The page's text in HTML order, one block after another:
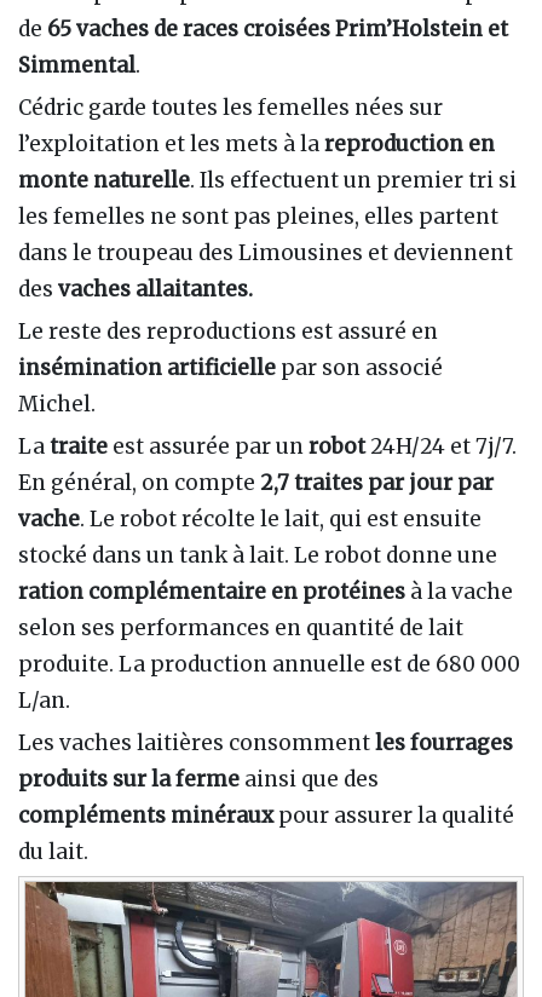
de 65 vaches de races croisées Prim’Holstein et
Simmental.
Cédric garde toutes les femelles nées sur
l’exploitation et les mets à lareproduction en
monte naturelle. Ils effectuent un premier tri si
les femelles ne sont pas pleines, elles partent
dans le troupeau des Limousines et deviennent
des vaches allaitantes.
Le reste des reproductions est assuré en
insémination artificielle par son associé
Michel.
Latraite est assurée par unrobot24H/24 et 7j/7.
En général, on compte 2,7 traites par jour par
vache. Le robot récolte le lait, qui est ensuite
stocké dans un tank à lait. Le robot donne une
ration complémentaire en protéines à la vache
selon ses performances en quantité de lait
produite. La production annuelle est de 680 000
L/an.
Les vaches laitières consommentles fourrages
produits sur la ferme ainsi que des
compléments minérauxpour assurer la qualité
du lait.